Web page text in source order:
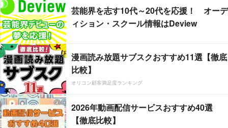
芸能界を志す10代～20代を応援！ オーデ
ィション・スクール情報はDeview
漫画読み放題サブスクおすすめ11選【徹底
比較】
オリコン顧客満足度ランキング
2026年動画配信サービスおすすめ40選
【徹底比較】